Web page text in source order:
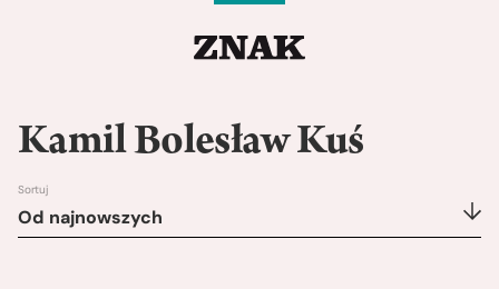
Kamil Bolesław Kuś
Sortuj
Od najnowszych